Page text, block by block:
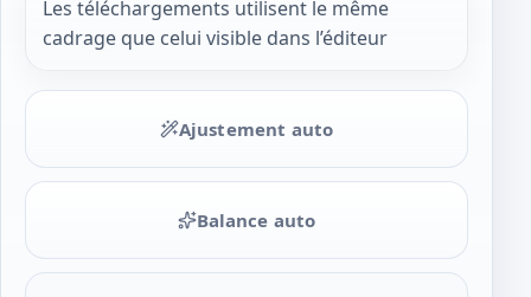
Les téléchargements utilisent le même
cadrage que celui visible dans l’éditeur
Ajustement auto
Balance auto